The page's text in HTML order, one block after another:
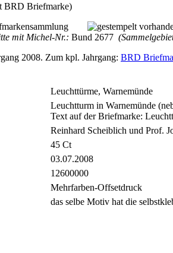
BRD Briefmarke)
mit Michel-Nr.: Bund 2677
2008. Zum kpl. Jahrgang: BRD
Leuchttürme, Warnemünde
Leuchtturm in Warnemünde
Text auf der Briefmarke:
Reinhard Scheiblich und Prof.
45 Ct
03.07.2008
12600000
Mehrfarben-Offsetdruck
das selbe Motiv hat die